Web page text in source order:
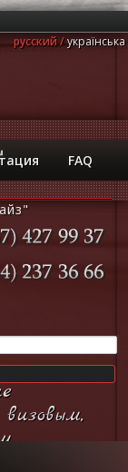
русский
українська
FAQ